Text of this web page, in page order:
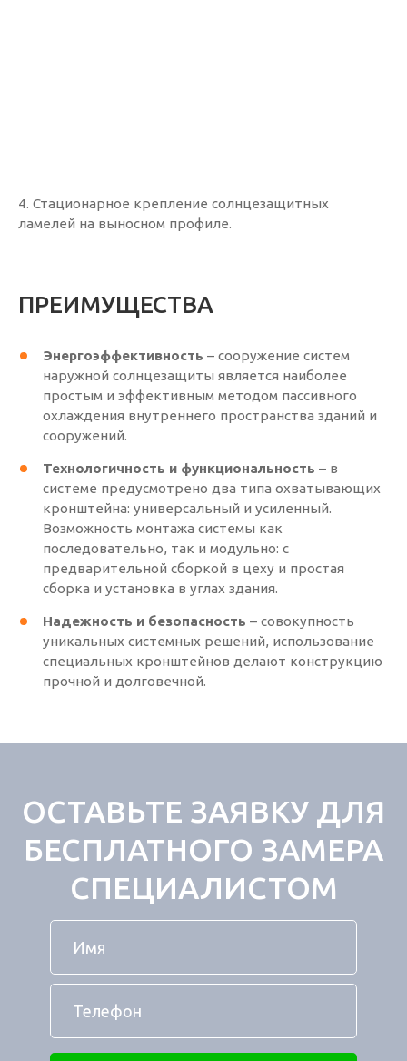
4. Стационарное крепление солнцезащитных
ламелей на выносном профиле.
ПРЕИМУЩЕСТВА
Энергоэффективность – сооружение систем
наружной солнцезащиты является наиболее
простым и эффективным методом пассивного
охлаждения внутреннего пространства зданий и
сооружений.
Технологичность и функциональность – в
системе предусмотрено два типа охватывающих
кронштейна: универсальный и усиленный.
Возможность монтажа системы как
последовательно, так и модульно: с
предварительной сборкой в цеху и простая
сборка и установка в углах здания.
Надежность и безопасность – совокупность
уникальных системных решений, использование
специальных кронштейнов делают конструкцию
прочной и долговечной.
ОСТАВЬТЕ ЗАЯВКУ ДЛЯ
БЕСПЛАТНОГО ЗАМЕРА
СПЕЦИАЛИСТОМ
Имя
Телефон